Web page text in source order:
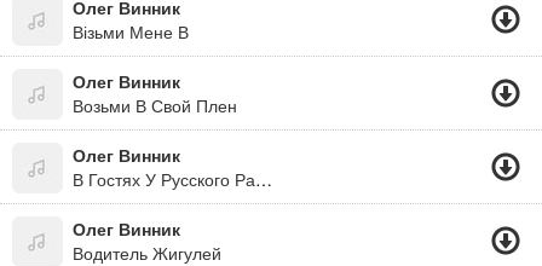
Олег Винник
Візьми Мене В
Олег Винник
Возьми В Свой Плен
Олег Винник
В Гостях У Русского Радио 23.04.13
Олег Винник
Водитель Жигулей